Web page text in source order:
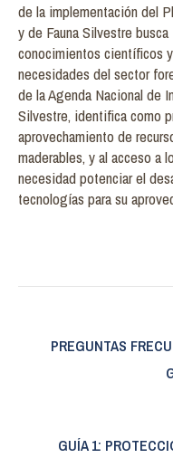
de la implementación del
y de Fauna Silvestre
conocimientos científicos
necesidades del sector
de la Agenda Nacional de
Silvestre, identifica como
aprovechamiento de
maderables, y al acceso a
necesidad potenciar el
tecnologías para su
entre
PREGUNTAS
GUÍA 1: